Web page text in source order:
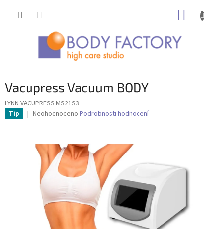
Vacupress Vacuum BODY
LYNN VACUPRESS MS21S3
Tip
Průměrné
0,0
hvězdiček.
Neohodnoceno Podrobnosti hodnocení